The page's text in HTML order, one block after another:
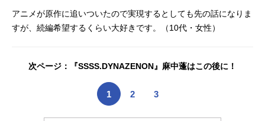
アニメが原作に追いついたので実現するとしても先の話になりま
すが、続編希望するくらい大好きです。（10代・女性）
次ページ：『SSSS.DYNAZENON』麻中蓬はこの後に！
1 2 3